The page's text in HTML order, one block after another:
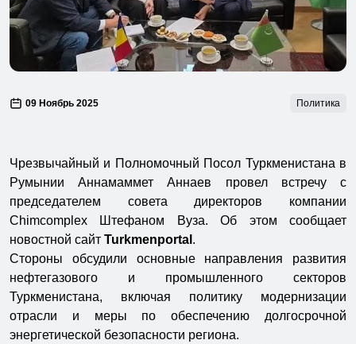
09 Ноябрь 2025 Политика
Чрезвычайный и Полномочный Посол Туркменистана в
Румынии Аннамаммет Аннаев провел встречу с
председателем совета директоров компании
Chimcomplex Штефаном Вуза. Об этом сообщает
новостной сайт Turkmenportal .
Стороны обсудили основные направления развития
нефтегазового и промышленного секторов
Туркменистана, включая политику модернизации
отрасли и меры по обеспечению долгосрочной
энергетической безопасности региона.